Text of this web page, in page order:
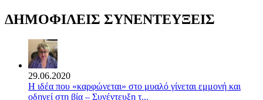
ΔΗΜΟΦΙΛΕΙΣ ΣΥΝΕΝΤΕΥΞΕΙΣ
29.06.2020
Η ιδέα που «καρφώνεται» στο μυαλό γίνεται εμμονή και
οδηγεί στη βία – Συνέντευξη τ...